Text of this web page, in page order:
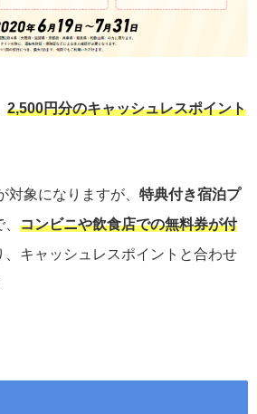
2,500円分のキャッシュレスポイント
象になりますが、 特典付き宿泊プ
コンビニや飲食店での無料券が付
、キャッシュレスポイントと合わせ